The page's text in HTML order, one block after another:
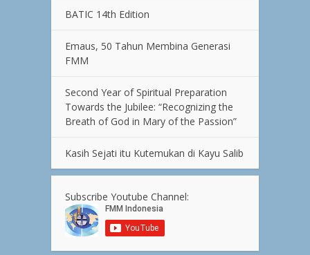
BATIC 14th Edition
Emaus, 50 Tahun Membina Generasi
FMM
Second Year of Spiritual Preparation
Towards the Jubilee: “Recognizing the
Breath of God in Mary of the Passion”
Kasih Sejati itu Kutemukan di Kayu Salib
Subscribe Youtube Channel: